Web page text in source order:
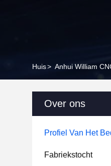
Huis> Anhui William
Over ons
Profiel Van Het
Fabriekstocht